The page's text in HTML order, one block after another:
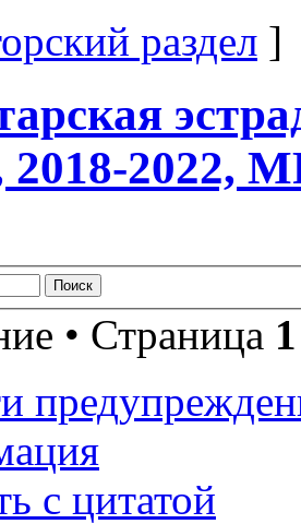
раздел ]
2022,
• Страница 1
с цитатой